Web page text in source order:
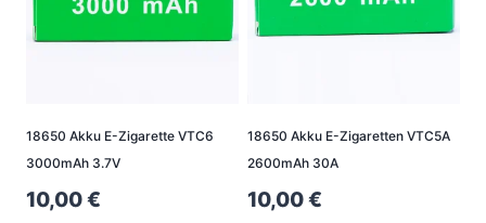
18650 Akku E-Zigarette VTC6
3000mAh 3.7V
10,00€
18650 Akku E-Zigaretten VTC5A
2600mAh 30A
10,00€